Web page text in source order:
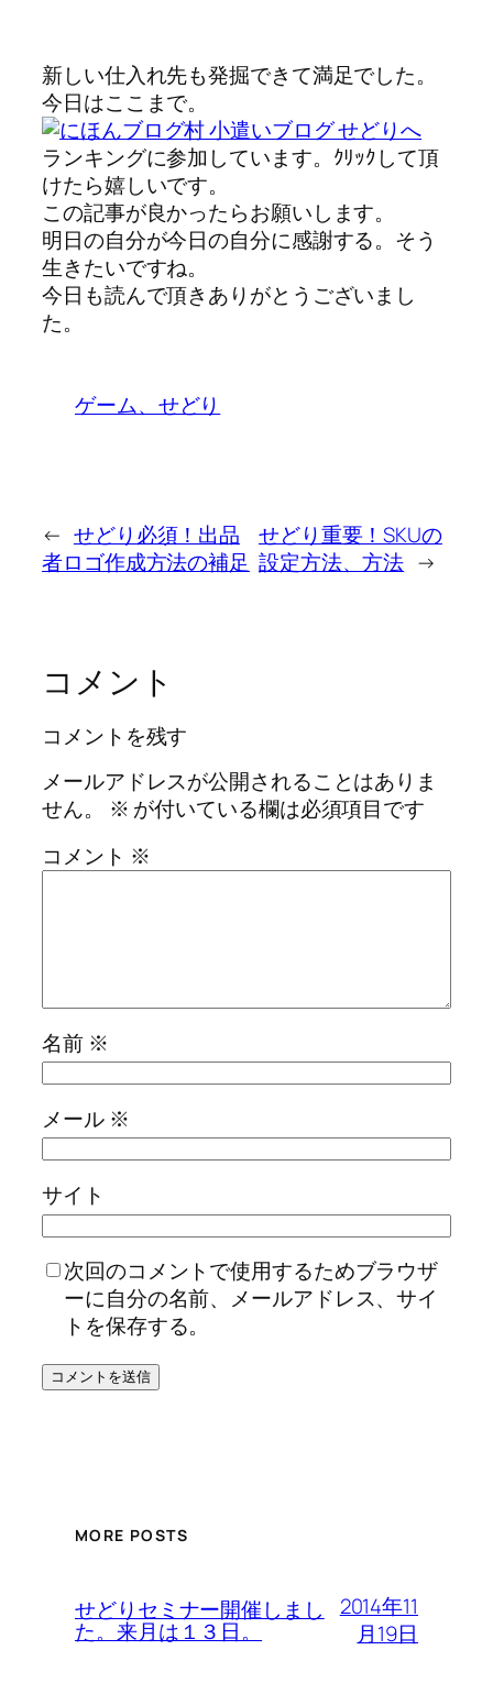
新しい仕入れ先も発掘できて満足でした。
今日はここまで。
ランキングに参加しています。ｸﾘｯｸして頂
けたら嬉しいです。
この記事が良かったらお願いします。
明日の自分が今日の自分に感謝する。そう
生きたいですね。
今日も読んで頂きありがとうございまし
た。
ゲーム、せどり
← せどり必須！出品
者ロゴ作成方法の補足
せどり重要！SKUの
設定方法、方法 →
コメント
コメントを残す
メールアドレスが公開されることはありま
せん。
※ が付いている欄は必須項目です
コメント ※
名前 ※
メール ※
サイト
次回のコメントで使用するためブラウザ
ーに自分の名前、メールアドレス、サイ
トを保存する。
MORE POSTS
せどりセミナー開催しまし
た。来月は１３日。
2014年11
月19日